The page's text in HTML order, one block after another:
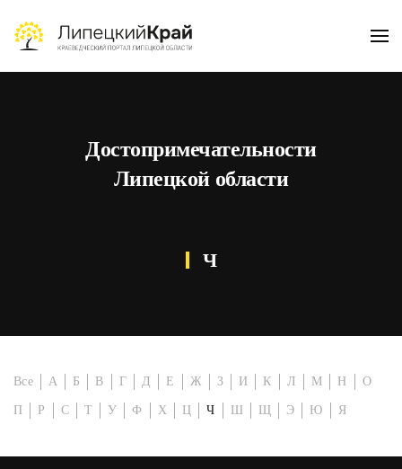
Skip to main content
Достопримечательности
Липецкой области
Ч
Все А Б В Г Д Е Ж З И К Л М Н О
П Р С Т У Ф Х Ц Ч Ш Щ Э Ю Я